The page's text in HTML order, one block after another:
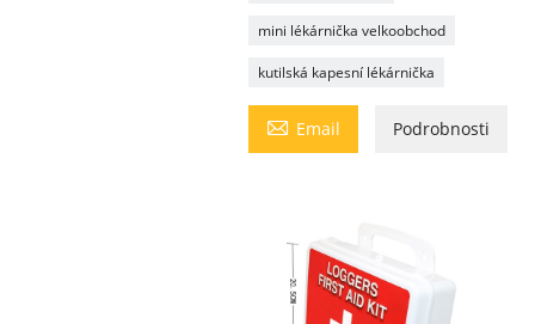
mini lékárnička velkoobchod
kutilská kapesní lékárnička
 Email Podrobnosti